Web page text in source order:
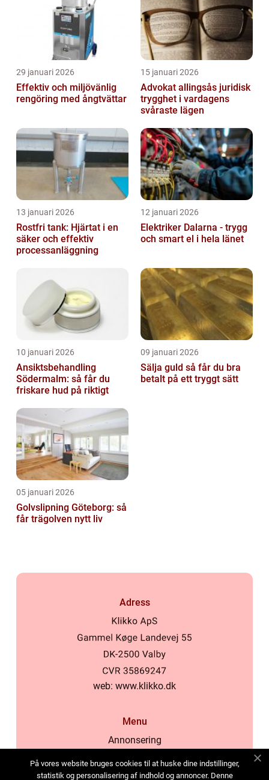
29 januari 2026
Effektiv och miljövänlig
rengöring med ångtvättar
15 januari 2026
Advokat allingsås juridisk
trygghet i vardagens
svåraste lägen
13 januari 2026
Rostfri tank: Hjärtat i en
säker och effektiv
processanläggning
12 januari 2026
Elektriker Dalarna - trygg
och smart el i hela länet
10 januari 2026
Ansiktsbehandling
Södermalm: så får du
friskare hud på riktigt
09 januari 2026
Sälja guld så får du bra
betalt på ett tryggt sätt
05 januari 2026
Golvslipning Göteborg: så
får trägolven nytt liv
Adress
web: www.klikko.dk
Menu
Annonsering
Cookies
På vores website bruges cookies til at huske dine indstillinger,
statistik og personalisering af indhold og annoncer. Denne